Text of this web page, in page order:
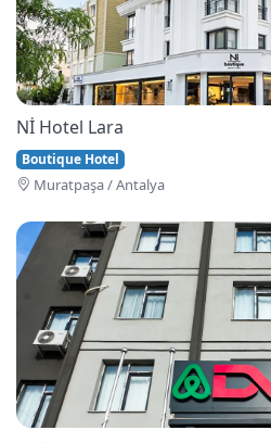
Nİ Hotel Lara
Boutique Hotel
Muratpaşa / Antalya